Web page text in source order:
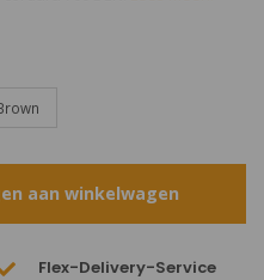
aan winkelwagen
Flex-Delivery-Service